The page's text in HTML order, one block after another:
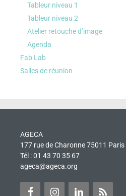
Tableur niveau 1
Tableur niveau 2
Atelier retouche d’image
Agenda
Fab Lab
Salles de réunion
AGECA
177 rue de Charonne 75011 Paris
Tél : 01 43 70 35 67
ageca@ageca.org